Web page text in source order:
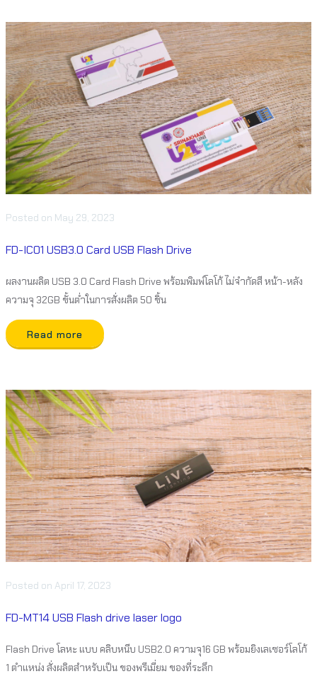
Posted on May 29, 2023
FD-IC01 USB3.0 Card USB Flash Drive
ผลงานผลิต USB 3.0 Card Flash Drive พร้อมพิมพ์โลโก้ ไม่จำกัดสี หน้า-หลัง
ความจุ 32GB ขั้นต่ำในการสั่งผลิต 50 ชิ้น
Read more
Posted on April 17, 2023
FD-MT14 USB Flash drive laser logo
Flash Drive โลหะ แบบ คลิบหนีบ USB2.0 ความจุ16 GB พร้อมยิงเลเซอร์โลโก้
1 ตำแหน่ง สั่งผลิตสำหรับเป็น ของพรีเมี่ยม ของที่ระลึก